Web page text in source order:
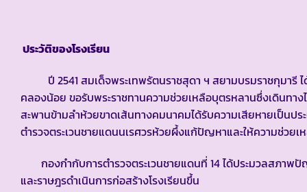
ประวัติของโรงเรียน
ปี 2541 สมเด็จพระเทพรัตนราชสุดา ฯ สยามบรมราชกุมารี ไ
คลองน้อย ขอรับพระราชทานความช่วยเหลือบุตรหลานซึ่งเดินทา
สะพานข้ามลำห้วยขาดเส้นทางคมนาคมได้รับความเสียหายเป็นปร
ตำรวจตระเวนชายแดนนเรศวรห้วยผึ้งแก้ปัญหาและให้ความช่วยเ
กองกำกับการตำรวจตระเวนชายแดนที่ 14 ได้ประมวลสภา
และราษฎรดำเนินการก่อสร้างโรงเรียนขึ้น